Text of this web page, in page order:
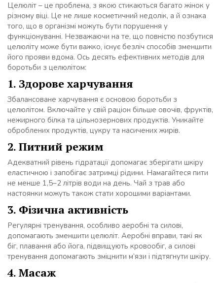
Целюліт – це проблема, з якою стикаються багато жінок у
різному віці. Це не лише косметичний недолік, а й ознака
того, що в організмі можуть бути порушення у
функціонуванні. Незважаючи на те, що повністю позбутися
целюліту може бути важко, існує безліч способів зменшити
його прояви вдома. Ось десять ефективних методів для
боротьби з целюлітом:
1. Здорове харчування
Збалансоване харчування є основою боротьби з
целюлітом. Включайте у свій раціон більше овочів, фруктів,
нежирного білка та цільнозернових продуктів. Уникайте
оброблених продуктів, цукру та насичених жирів.
2. Питний режим
Адекватний рівень гідратації допомагає зберігати шкіру
еластичною і запобігає затримці рідини. Намагайтеся пити
не менше 1,5–2 літрів води на день. Чай з трав або
настоянки можуть також стати хорошими варіантами.
3. Фізична активність
Регулярні тренування, особливо аеробні та силові,
допомагають зменшити целюліт. Аеробні вправи, такі як
біг, плавання або йога, підвищують кровообіг, а силові
тренування допомагають зміцнити м’язи і підтягнути шкіру.
4. Масаж